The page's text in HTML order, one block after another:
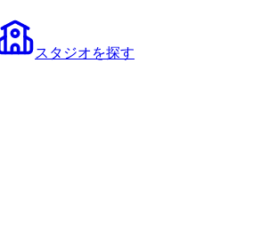
スタジオを探す